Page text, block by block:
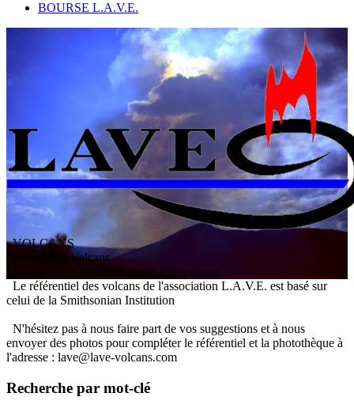
BOURSE L.A.V.E.
VOLCANS
/ Référentiel Volcans
ssociation V olcanologiqueEuropéenne
Le référentiel des volcans de l'association L.A.V.E. est basé sur
celui de la Smithsonian Institution
N'hésitez pas à nous faire part de vos suggestions et à nous
envoyer des photos pour compléter le référentiel et la photothèque à
l'adresse : lave@lave-volcans.com
Recherche par mot-clé